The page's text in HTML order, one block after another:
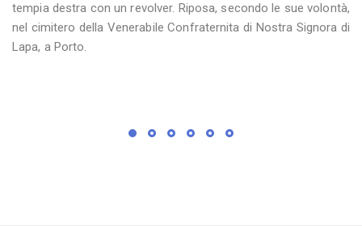
tempia destra con un revolver. Riposa, secondo le sue volontà,
nel cimitero della Venerabile Confraternita di Nostra Signora di
Lapa, a Porto.